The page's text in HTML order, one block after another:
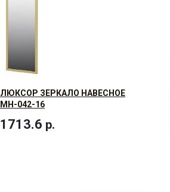
ЛЮКСОР ЗЕРКАЛО НАВЕСНОЕ
МН-042-16
1713.6 р.